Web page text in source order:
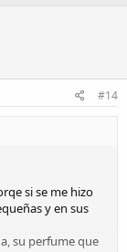
y gime, no se
mucho
cuando salió
es bien aseada
quizá que
tuvo un hijo pero
#14
si se me hizo
y en sus
su perfume que